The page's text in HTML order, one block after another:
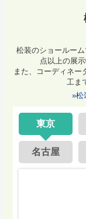
松装のショールー
点以上の展
また、コーディネー
工ま
»松
東京
名古屋